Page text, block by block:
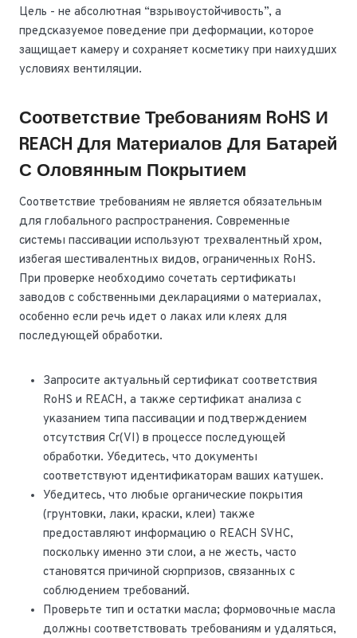
Цель - не абсолютная “взрывоустойчивость”, а
предсказуемое поведение при деформации, которое
защищает камеру и сохраняет косметику при наихудших
условиях вентиляции.
Соответствие Требованиям RoHS И
REACH Для Материалов Для Батарей
С Оловянным Покрытием
Соответствие требованиям не является обязательным
для глобального распространения. Современные
системы пассивации используют трехвалентный хром,
избегая шестивалентных видов, ограниченных RoHS.
При проверке необходимо сочетать сертификаты
заводов с собственными декларациями о материалах,
особенно если речь идет о лаках или клеях для
последующей обработки.
Запросите актуальный сертификат соответствия
RoHS и REACH, а также сертификат анализа с
указанием типа пассивации и подтверждением
отсутствия Cr(VI) в процессе последующей
обработки. Убедитесь, что документы
соответствуют идентификаторам ваших катушек.
Убедитесь, что любые органические покрытия
(грунтовки, лаки, краски, клеи) также
предоставляют информацию о REACH SVHC,
поскольку именно эти слои, а не жесть, часто
становятся причиной сюрпризов, связанных с
соблюдением требований.
Проверьте тип и остатки масла; формовочные масла
должны соответствовать требованиям и удаляться,